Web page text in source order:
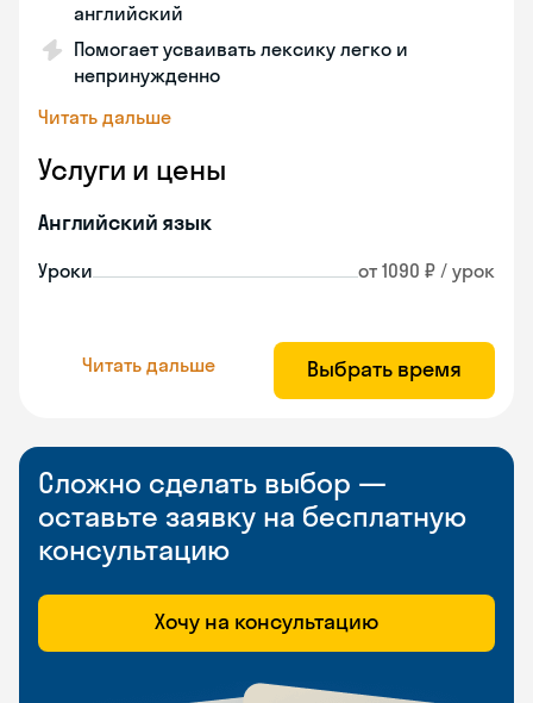
английский
Помогает усваивать лексику легко и
непринужденно
Читать дальше
Услуги и цены
Английский язык
Уроки от 1090 ₽ / урок
Читать дальше Выбрать время
Сложно сделать выбор —
оставьте заявку на бесплатную
консультацию
Хочу на консультацию